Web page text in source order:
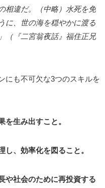
相違だ。（中略）水死を免
に、世の海を穏やかに渡る
（『二宮翁夜話』福住正兄
にも不可欠な3つのスキルを
を生み出すこと。
、効率化を図ること。
や社会のために再投資する